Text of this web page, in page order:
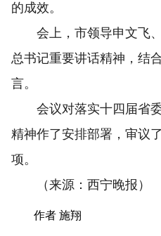
的成效。
会上，市领导申文飞、
总书记重要讲话精神，结
言。
会议对落实十四届省委
精神作了安排部署，审议
项。
（来源：西宁晚报）
作者 施翔